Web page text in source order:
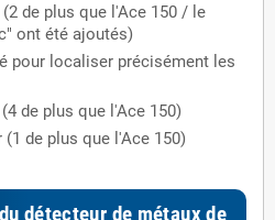
de plus que l'Ace 150 / le
ont été ajoutés)
pour localiser précisément les
de plus que l'Ace 150)
de plus que l'Ace 150)
détecteur de métaux de